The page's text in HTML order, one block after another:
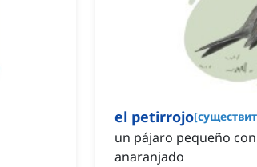
el petirrojo[
un pájaro pequeño
anaranjado